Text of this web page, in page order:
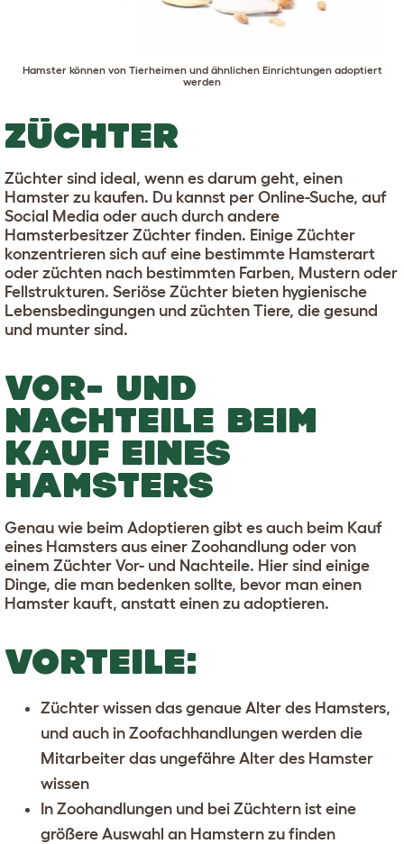
Hamster können von Tierheimen und ähnlichen Einrichtungen adoptiert
werden
ZÜCHTER
Züchter sind ideal, wenn es darum geht, einen
Hamster zu kaufen. Du kannst per Online-Suche, auf
Social Media oder auch durch andere
Hamsterbesitzer Züchter finden. Einige Züchter
konzentrieren sich auf eine bestimmte Hamsterart
oder züchten nach bestimmten Farben, Mustern oder
Fellstrukturen. Seriöse Züchter bieten hygienische
Lebensbedingungen und züchten Tiere, die gesund
und munter sind.
VOR- UND
NACHTEILE BEIM
KAUF EINES
HAMSTERS
Genau wie beim Adoptieren gibt es auch beim Kauf
eines Hamsters aus einer Zoohandlung oder von
einem Züchter Vor- und Nachteile. Hier sind einige
Dinge, die man bedenken sollte, bevor man einen
Hamster kauft, anstatt einen zu adoptieren.
VORTEILE:
Züchter wissen das genaue Alter des Hamsters,
und auch in Zoofachhandlungen werden die
Mitarbeiter das ungefähre Alter des Hamster
wissen
In Zoohandlungen und bei Züchtern ist eine
größere Auswahl an Hamstern zu finden